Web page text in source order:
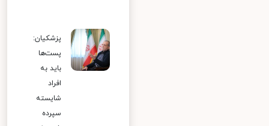
پزشکیان:
پست‌ها
باید به
افراد
شایسته
سپرده